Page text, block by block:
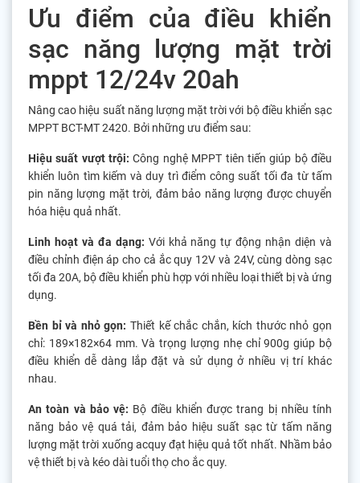
Ưu điểm của điều khiển
sạc năng lượng mặt trời
mppt 12/24v 20ah
Nâng cao hiệu suất năng lượng mặt trời với bộ điều khiển sạc
MPPT BCT-MT 2420. Bởi những ưu điểm sau:
Hiệu suất vượt trội:Công nghệ MPPT tiên tiến giúp bộ điều
khiển luôn tìm kiếm và duy trì điểm công suất tối đa từ tấm
pin năng lượng mặt trời, đảm bảo năng lượng được chuyển
hóa hiệu quả nhất.
Linh hoạt và đa dạng: Với khả năng tự động nhận diện và
điều chỉnh điện áp cho cả ắc quy 12V và 24V, cùng dòng sạc
tối đa 20A, bộ điều khiển phù hợp với nhiều loại thiết bị và ứng
dụng.
Bền bỉ và nhỏ gọn: Thiết kế chắc chắn, kích thước nhỏ gọn
chỉ: 189×182×64 mm. Và trọng lượng nhẹ chỉ 900g giúp bộ
điều khiển dễ dàng lắp đặt và sử dụng ở nhiều vị trí khác
nhau.
An toàn và bảo vệ: Bộ điều khiển được trang bị nhiều tính
năng bảo vệ quá tải, đảm bảo hiệu suất sạc từ tấm năng
lượng mặt trời xuống acquy đạt hiệu quả tốt nhất. Nhầm bảo
vệ thiết bị và kéo dài tuổi thọ cho ắc quy.